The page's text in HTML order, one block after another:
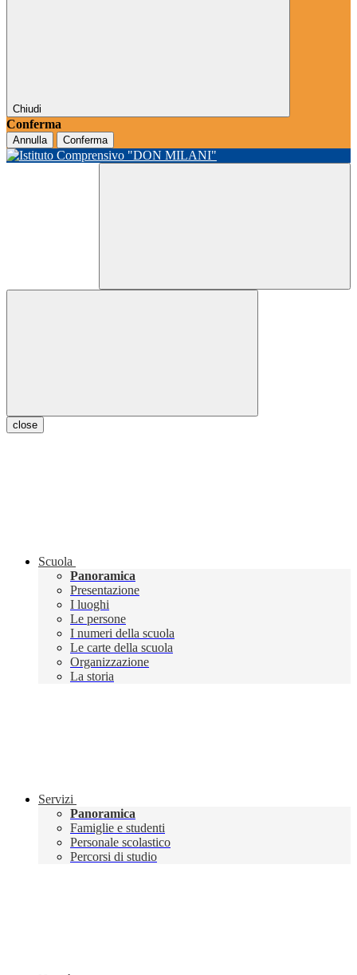
Chiudi
Conferma
Annulla Conferma
close
Scuola
Panoramica
Presentazione
I luoghi
Le persone
I numeri della scuola
Le carte della scuola
Organizzazione
La storia
Servizi
Panoramica
Famiglie e studenti
Personale scolastico
Percorsi di studio